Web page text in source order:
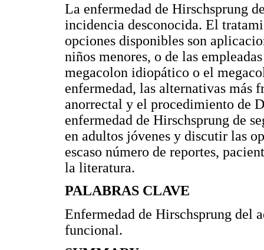
La enfermedad de Hirschsprung
incidencia desconocida. El
opciones disponibles son
niños menores, o de las
megacolon idiopático o el
enfermedad, las alternativas más
anorrectal y el procedimiento de
enfermedad de Hirschsprung de
en adultos jóvenes y discutir las
escaso número de reportes,
la literatura.
PALABRAS CLAVE
Enfermedad de Hirschsprung del
funcional.